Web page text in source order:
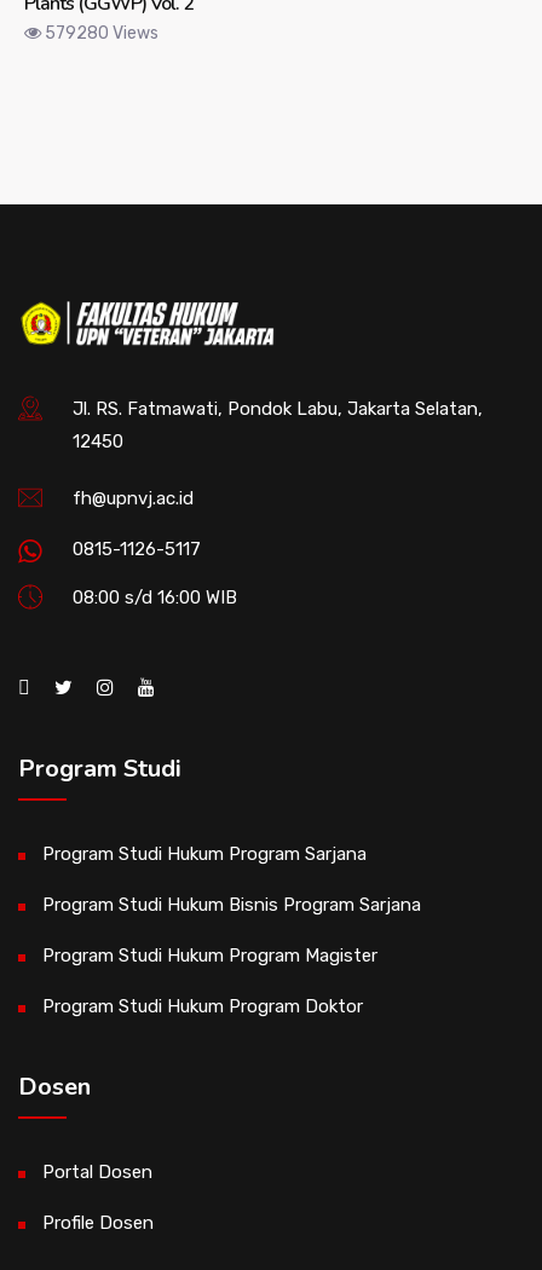
579280 Views
Jl. RS. Fatmawati, Pondok Labu, Jakarta Selatan,
12450
fh@upnvj.ac.id
0815-1126-5117
08:00 s/d 16:00 WIB
Program Studi
Program Studi Hukum Program Sarjana
Program Studi Hukum Bisnis Program Sarjana
Program Studi Hukum Program Magister
Program Studi Hukum Program Doktor
Dosen
Portal Dosen
Profile Dosen